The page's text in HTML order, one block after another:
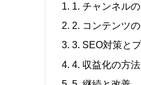
1. チャンネル
2. コンテンツ
3. SEO対策と
4. 収益化の方法